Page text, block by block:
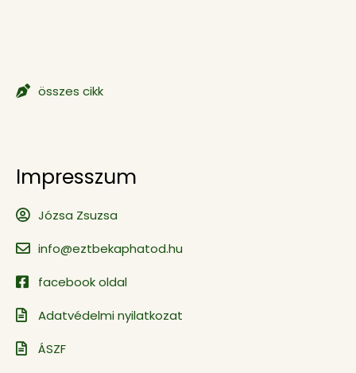
összes cikk
Impresszum
Józsa Zsuzsa
info@eztbekaphatod.hu
facebook oldal
Adatvédelmi nyilatkozat
ÁSZF